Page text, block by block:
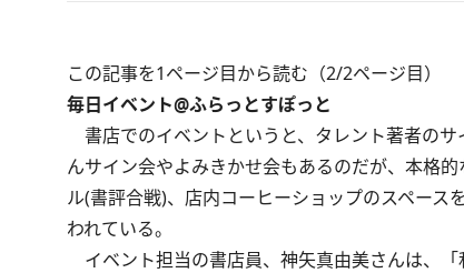
この記事を1ページ目から読む（2/2ページ目）
毎日イベント@ふらっとすぽっと
書店でのイベントというと、タレント著者の
んサイン会やよみきかせ会もあるのだが、本格
ル(書評合戦)、店内コーヒーショップのスペー
われている。
イベント担当の書店員、神矢真由美さんは、